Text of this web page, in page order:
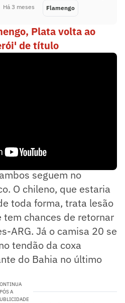
Há 3 meses Flamengo
Plata volta ao
de título
são ausências
seguem no
O chileno, que estaria
toda forma, trata lesão
chances de retornar
ARG. Já o camisa 20 se
tendão da coxa
do Bahia no último
A